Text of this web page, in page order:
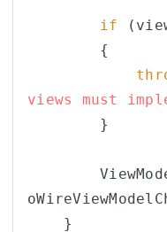
if
views must